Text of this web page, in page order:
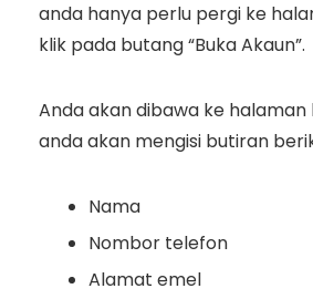
anda hanya perlu pergi ke
klik pada butang “Buka Akaun”.
Anda akan dibawa ke halaman
anda akan mengisi butiran
Nama
Nombor telefon
Alamat emel